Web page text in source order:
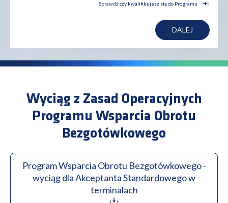
Sprawdź czy kwalifikujesz się do Programu
DALEJ
Wyciąg z Zasad Operacyjnych
Programu Wsparcia Obrotu
Bezgotówkowego
Program Wsparcia Obrotu Bezgotówkowego -
wyciąg dla Akceptanta Standardowego w
terminalach